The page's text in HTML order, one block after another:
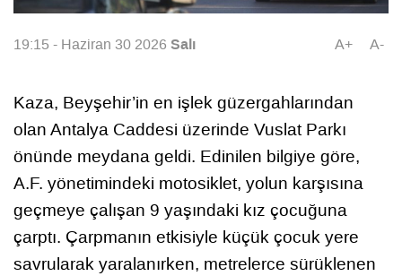
19:15 - Haziran 30 2026 Salı A+ A-
Kaza, Beyşehir’in en işlek güzergahlarından
olan Antalya Caddesi üzerinde Vuslat Parkı
önünde meydana geldi. Edinilen bilgiye göre,
A.F. yönetimindeki motosiklet, yolun karşısına
geçmeye çalışan 9 yaşındaki kız çocuğuna
çarptı. Çarpmanın etkisiyle küçük çocuk yere
savrularak yaralanırken, metrelerce sürüklenen